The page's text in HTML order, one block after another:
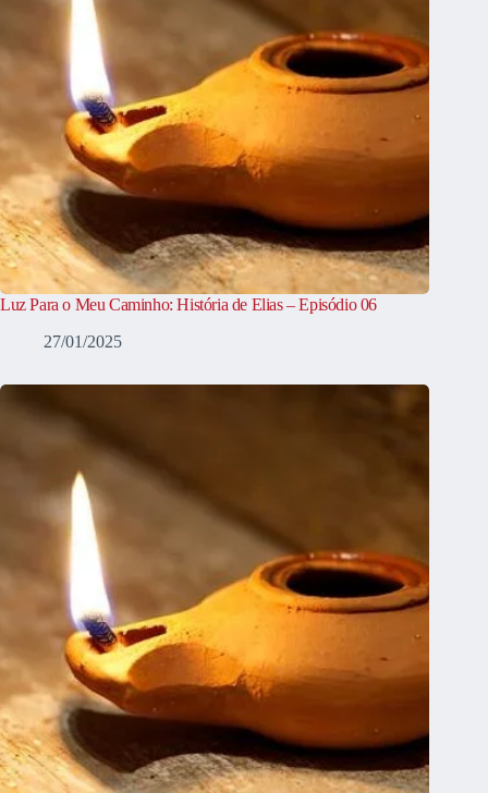
Luz Para o Meu Caminho: História de Elias – Episódio 06
27/01/2025